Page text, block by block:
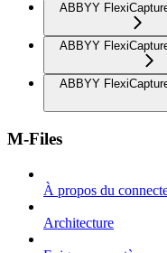
ABBYY
ABBYY
ABBYY
M-Files
À propos du
Architecture